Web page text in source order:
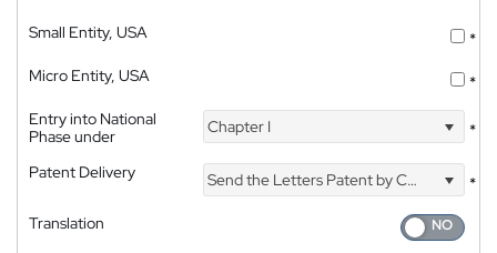
Small Entity, USA
*
Micro Entity, USA
*
Entry into National
Phase under
Chapter I *
Patent Delivery Send the Letters Patent by Courier
*
Translation